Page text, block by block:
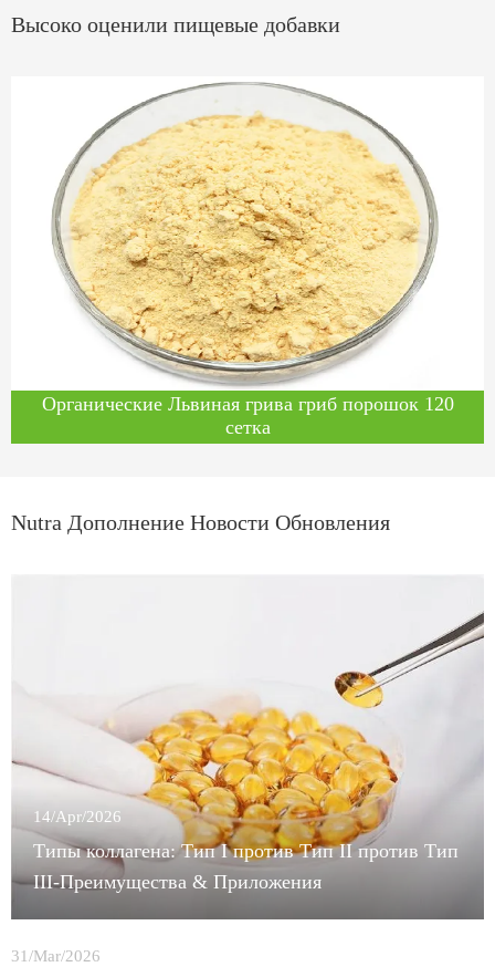
Высоко оценили пищевые добавки
Органические Львиная грива гриб порошок 120
сетка
Nutra Дополнение Новости Обновления
14/Apr/2026
Типы коллагена: Тип I против Тип II против Тип
III-Преимущества & Приложения
31/Mar/2026